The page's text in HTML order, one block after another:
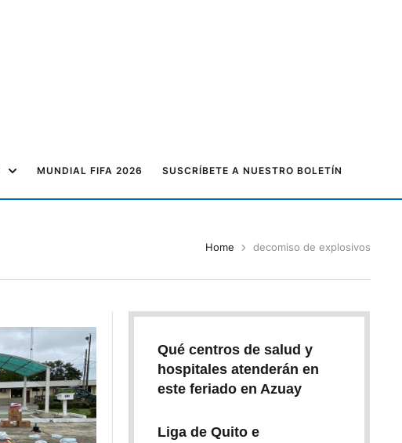
MUNDIAL FIFA 2026 SUSCRÍBETE A NUESTRO BOLETÍN
Home decomiso de explosivos
Qué centros de salud y
hospitales atenderán en
este feriado en Azuay
Liga de Quito e